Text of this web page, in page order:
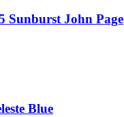
Sunburst John Page
Blue